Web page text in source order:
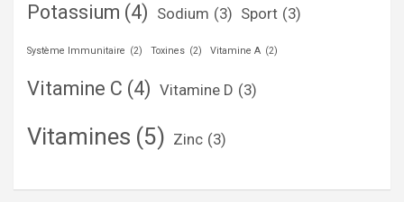
Potassium (4) Sodium (3) Sport (3)
Système Immunitaire (2) Toxines (2) Vitamine A (2)
Vitamine C (4) Vitamine D (3)
Vitamines (5) Zinc (3)